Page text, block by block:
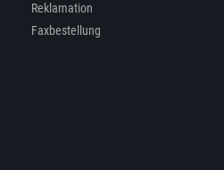
Reklamation
Faxbestellung